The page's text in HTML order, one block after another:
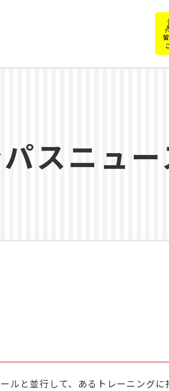
スニュー
ルと並行して、あるトレーニングに